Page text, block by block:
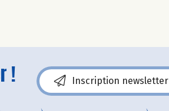
! Inscription newsletter